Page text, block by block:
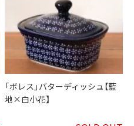
「ボレス」バターディッシュ【藍
地×白小花】